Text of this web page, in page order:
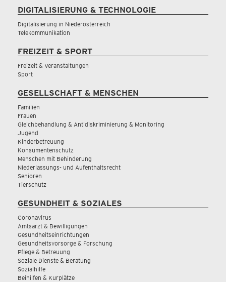
DIGITALISIERUNG & TECHNOLOGIE
Digitalisierung in Niederösterreich
Telekommunikation
FREIZEIT & SPORT
Freizeit & Veranstaltungen
Sport
GESELLSCHAFT & MENSCHEN
Familien
Frauen
Gleichbehandlung & Antidiskriminierung & Monitoring
Jugend
Kinderbetreuung
Konsumentenschutz
Menschen mit Behinderung
Niederlassungs- und Aufenthaltsrecht
Senioren
Tierschutz
GESUNDHEIT & SOZIALES
Coronavirus
Amtsarzt & Bewilligungen
Gesundheitseinrichtungen
Gesundheitsvorsorge & Forschung
Pflege & Betreuung
Soziale Dienste & Beratung
Sozialhilfe
Beihilfen & Kurplätze